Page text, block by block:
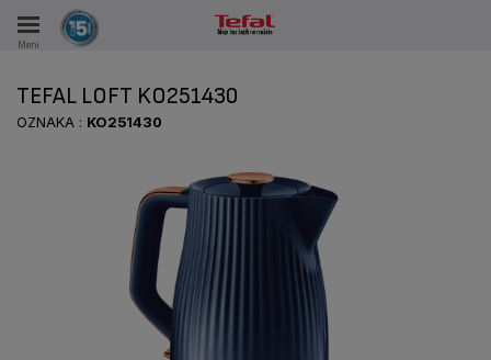
Meni
TOKOM 15 GODINA
TEFAL LOFT KO251430
OZNAKA : KO251430